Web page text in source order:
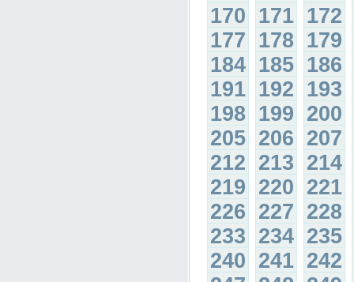
170 171 172
177 178 179
184 185 186
191 192 193
198 199 200
205 206 207
212 213 214
219 220 221
226 227 228
233 234 235
240 241 242